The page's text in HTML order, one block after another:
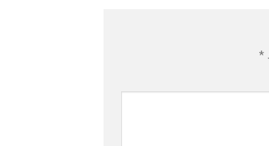
*